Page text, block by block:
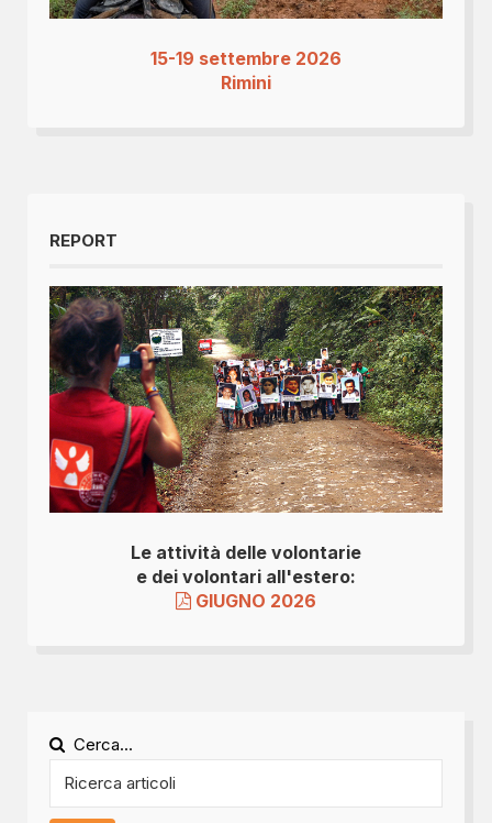
15-19 settembre 2026
Rimini
REPORT
Le attività delle volontarie
e dei volontari all'estero:
GIUGNO 2026
Cerca...